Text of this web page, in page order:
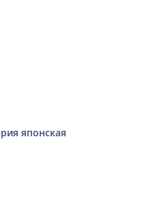
японская